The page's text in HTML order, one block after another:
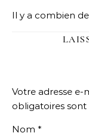
Il y a combien
Votre adresse e-
obligatoires sont
Nom *